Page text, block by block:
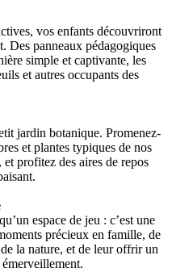
vos enfants découvriront
Des panneaux pédagogiques
simple et captivante, les
et autres occupants des
jardin botanique. Promenez-
et plantes typiques de nos
profitez des aires de repos
espace de jeu : c’est une
précieux en famille, de
la nature, et de leur offrir un